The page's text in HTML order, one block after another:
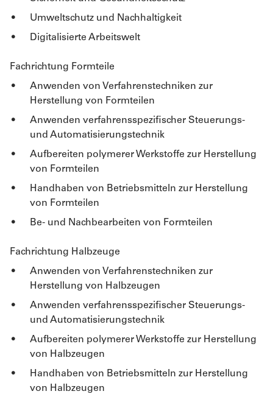
Umweltschutz und Nachhaltigkeit
Digitalisierte Arbeitswelt
Fachrichtung Formteile
Anwenden von Verfahrenstechniken zur
Herstellung von Formteilen
Anwenden verfahrensspezifischer Steuerungs-
und Automatisierungstechnik
Aufbereiten polymerer Werkstoffe zur Herstellung
von Formteilen
Handhaben von Betriebsmitteln zur Herstellung
von Formteilen
Be- und Nachbearbeiten von Formteilen
Fachrichtung Halbzeuge
Anwenden von Verfahrenstechniken zur
Herstellung von Halbzeugen
Anwenden verfahrensspezifischer Steuerungs-
und Automatisierungstechnik
Aufbereiten polymerer Werkstoffe zur Herstellung
von Halbzeugen
Handhaben von Betriebsmitteln zur Herstellung
von Halbzeugen